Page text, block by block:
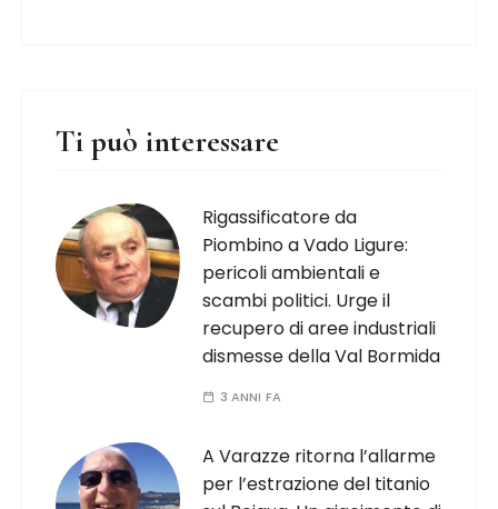
Ti può interessare
Rigassificatore da
Piombino a Vado Ligure:
pericoli ambientali e
scambi politici. Urge il
recupero di aree industriali
dismesse della Val Bormida
3 ANNI FA
A Varazze ritorna l’allarme
per l’estrazione del titanio